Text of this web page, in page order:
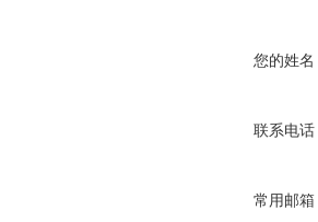
您的姓名
联系电话
常用邮箱